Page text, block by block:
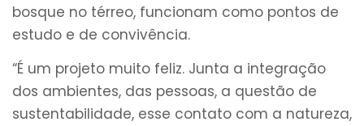
bosque no térreo, funcionam como pontos de
estudo e de convivência.
“É um projeto muito feliz. Junta a integração
dos ambientes, das pessoas, a questão de
sustentabilidade, esse contato com a natureza,